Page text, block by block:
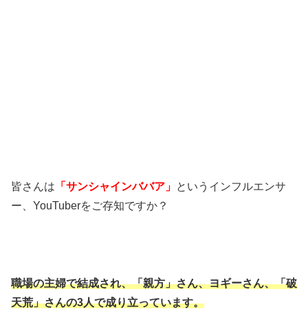
皆さんは 「サンシャインババア」 というインフルエンサ
ー、YouTuberをご存知ですか？
職場の主婦で結成され、「親方」さん、ヨギーさん、「破
天荒」さんの3人で成り立っています。